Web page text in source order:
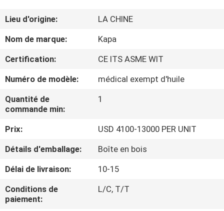
PRODUITS
VIDÉOS
À
PROPOS
NOUS
VISITE
DE
L'USINE
Lieu d'origine:
LA CHINE
Nom de marque:
Kapa
Certification:
CE ITS ASME WIT
Numéro de modèle:
médical exempt d'huile
Quantité de
commande min:
1
Prix:
USD 4100-13000 PER UNIT
Détails d'emballage:
Boîte en bois
Délai de livraison:
10-15
Conditions de
paiement:
L/C, T/T